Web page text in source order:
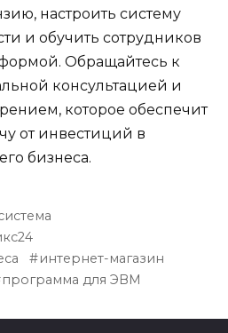
настроить систему
и обучить сотрудников
Обращайтесь к
консультацией и
которое обеспечит
от инвестиций в
бизнеса.
интернет-магазин
программа для ЭВМ